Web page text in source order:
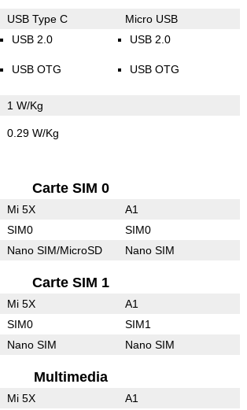
USB Type C Micro USB
USB 2.0
USB OTG
USB 2.0
USB OTG
1 W/Kg
0.29 W/Kg
Carte SIM 0
Mi 5X A1
SIM0 SIM0
Nano SIM/MicroSD Nano SIM
Carte SIM 1
Mi 5X A1
SIM0 SIM1
Nano SIM Nano SIM
Multimedia
Mi 5X A1